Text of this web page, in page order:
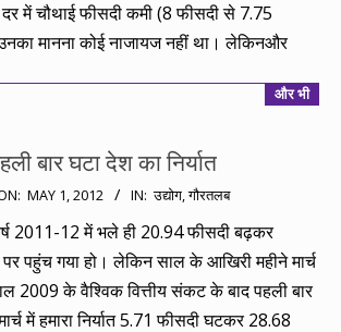
दर में चौथाई फीसदी कमी (8 फीसदी से 7.75
मानना कोई नाजायज नहीं था। लेकिनऔर
और भी
बार घटा देश का निर्यात
MAY 1, 2012 IN: उद्योग,गौरतलब
वर्ष 2011-12 में भले ही 20.94 फीसदी बढ़कर
पहुंच गया हो। लेकिन साल के आखिरी महीने मार्च
2009 के वैश्विक वित्तीय संकट के बाद पहली बार
में हमारा निर्यात 5.71 फीसदी घटकर 28.68